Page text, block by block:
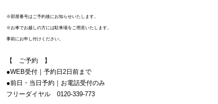
※部屋番号はご予約後にお知らせいたします。
※お車でお越しの方には駐車場をご用意いたします。
事前にお申し付けください。
【 ご予約 】
●WEB受付｜予約日2日前まで
●前日・当日予約｜お電話受付のみ
フリーダイヤル 0120-339-773